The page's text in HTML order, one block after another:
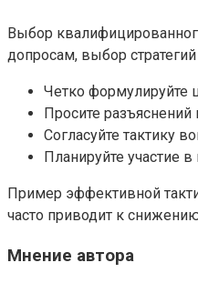
Выбор
допросам, выбор
Четко формулируйте
Просите
Согласуйте тактику
Планируйте участие
Пример эффективной
часто приводит к
Мнение автора